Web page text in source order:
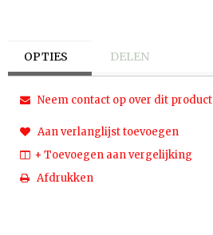
OPTIES DELEN
Neem contact op over dit product
Aan verlanglijst toevoegen
+ Toevoegen aan vergelijking
Afdrukken